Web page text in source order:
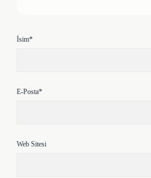
İsim*
E-Posta*
Web Sitesi